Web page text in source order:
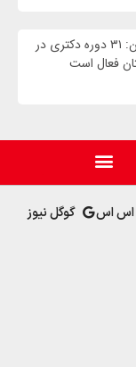
وزارت تحصیلات عالی طالبان: ۳۱ دوره دکتری در
فعال است
اس اس گوگل نیوز